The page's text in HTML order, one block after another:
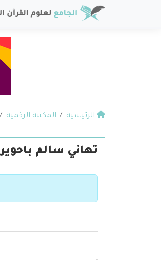
الرئيسية المكتبة الرقمية
تهاني سالم